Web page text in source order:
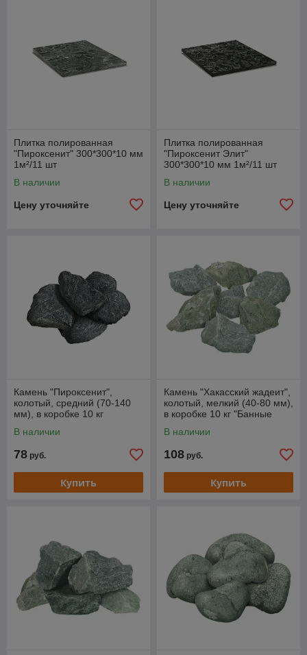
Плитка полированная
"Пироксенит" 300*300*10 мм
1м²/11 шт
В наличии
Цену уточняйте
Плитка полированная
"Пироксенит Элит"
300*300*10 мм 1м²/11 шт
В наличии
Цену уточняйте
Камень "Пироксенит",
колотый, средний (70-140
мм), в коробке 10 кг
В наличии
78 руб.
Купить
Камень "Хакасский жадеит",
колотый, мелкий (40-80 мм),
в коробке 10 кг "Банные
В наличии
108 руб.
Купить